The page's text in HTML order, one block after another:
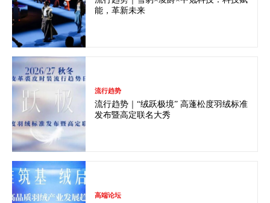
能，革新未来
流行趋势
流行趋势｜“绒跃极境” 高蓬松度羽绒标准
发布暨高定联名大秀
高端论坛